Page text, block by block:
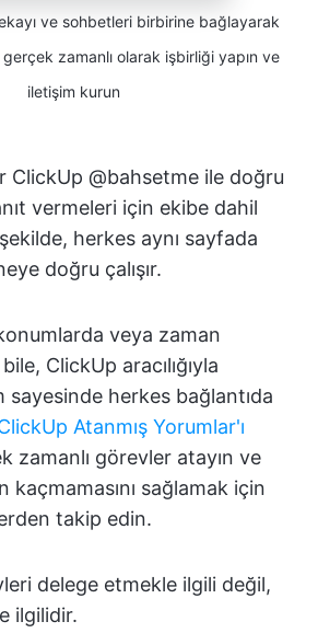
ve sohbetleri birbirine bağlayarak
zamanlı olarak işbirliği yapın ve
iletişim kurun
ClickUp @bahsetme ile doğru
vermeleri için ekibe dahil
herkes aynı sayfada
doğru çalışır.
konumlarda veya zaman
ClickUp aracılığıyla
sayesinde herkes bağlantıda
Atanmış Yorumlar'ı
zamanlı görevler atayın ve
sağlamak için
takip edin.
delege etmekle ilgili değil,
ilgilidir.